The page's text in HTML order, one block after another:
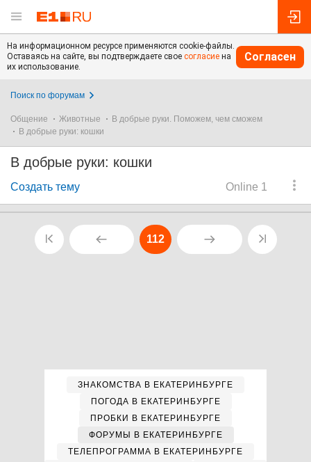
На информационном ресурсе применяются cookie-файлы.
Оставаясь на сайте, вы подтверждаете свое согласие на
их использование.
Согласен
Поиск по форумам
Общение Животные
В добрые руки. Поможем, чем сможем
В добрые руки: кошки
В добрые руки: кошки
Online 1
Создать тему
112
ЗНАКОМСТВА В ЕКАТЕРИНБУРГЕ
ПОГОДА В ЕКАТЕРИНБУРГЕ
ПРОБКИ В ЕКАТЕРИНБУРГЕ
ФОРУМЫ В ЕКАТЕРИНБУРГЕ
ТЕЛЕПРОГРАММА В ЕКАТЕРИНБУРГЕ